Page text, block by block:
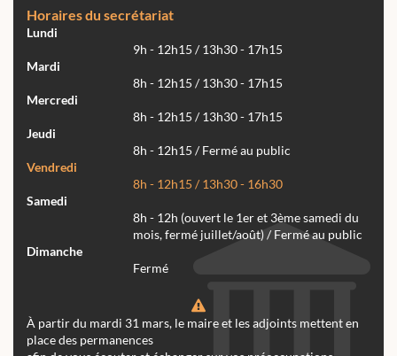
Horaires du secrétariat
Lundi
9h - 12h15 / 13h30 - 17h15
Mardi
8h - 12h15 / 13h30 - 17h15
Mercredi
8h - 12h15 / 13h30 - 17h15
Jeudi
8h - 12h15 / Fermé au public
Vendredi
8h - 12h15 / 13h30 - 16h30
Samedi
8h - 12h (ouvert le 1er et 3ème samedi du
mois, fermé juillet/août) / Fermé au public
Dimanche
Fermé
À partir du mardi 31 mars, le maire et les adjoints mettent en
place des permanences